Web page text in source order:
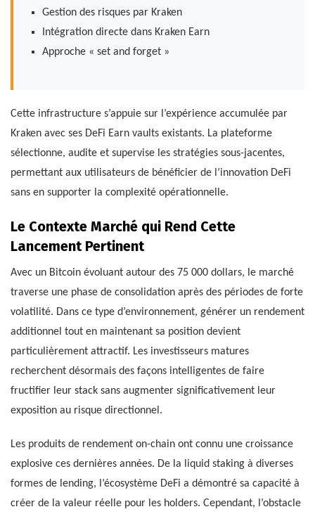
Gestion des risques par Kraken
Intégration directe dans Kraken Earn
Approche « set and forget »
Cette infrastructure s’appuie sur l’expérience accumulée par
Kraken avec ses DeFi Earn vaults existants. La plateforme
sélectionne, audite et supervise les stratégies sous-jacentes,
permettant aux utilisateurs de bénéficier de l’innovation DeFi
sans en supporter la complexité opérationnelle.
Le Contexte Marché qui Rend Cette
Lancement Pertinent
Avec un Bitcoin évoluant autour des 75 000 dollars, le marché
traverse une phase de consolidation après des périodes de forte
volatilité. Dans ce type d’environnement, générer un rendement
additionnel tout en maintenant sa position devient
particulièrement attractif. Les investisseurs matures
recherchent désormais des façons intelligentes de faire
fructifier leur stack sans augmenter significativement leur
exposition au risque directionnel.
Les produits de rendement on-chain ont connu une croissance
explosive ces dernières années. De la liquid staking à diverses
formes de lending, l’écosystème DeFi a démontré sa capacité à
créer de la valeur réelle pour les holders. Cependant, l’obstacle